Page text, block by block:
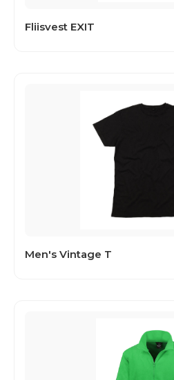
Fliisvest EXIT
Men's Vintage T